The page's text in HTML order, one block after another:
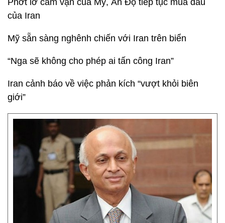
Phớt lờ cấm vận của Mỹ, Ấn Độ tiếp tục mua dầu
của Iran
Mỹ sẵn sàng nghênh chiến với Iran trên biển
“Nga sẽ không cho phép ai tấn công Iran”
Iran cảnh báo về việc phản kích “vượt khỏi biên
giới”